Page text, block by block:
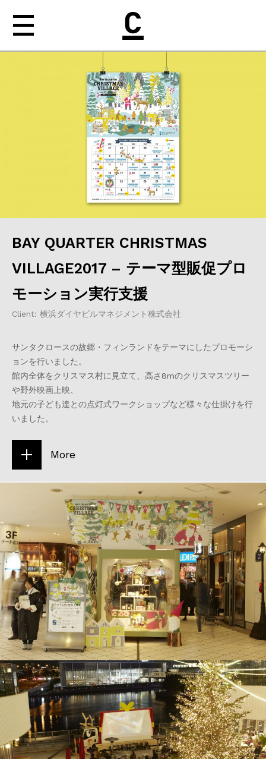
NEWS
ABOUT
WORKS
MEDIA
nishiogi［b］
CONTACT
BAY QUARTER CHRISTMAS
VILLAGE2017 – テーマ型販促プロ
モーション実行支援
Client: 横浜ダイヤビルマネジメント株式会社
サンタクロースの故郷・フィンランドをテーマにしたプロモーシ
ョンを行いました。
館内全体をクリスマス村に見立て、高さ8mのクリスマスツリー
や野外映画上映、
地元の子ども達との点灯式ワークショップなど様々な仕掛けを行
いました。